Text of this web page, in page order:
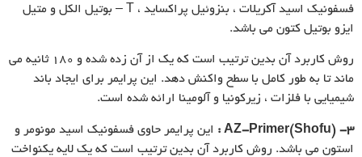
فسفونیک اسید آکریلات ، بنزوئیل پراکساید ، T – بوتیل الکل و متیل
ایزو بوتیل کتون می باشد.
روش کاربرد آن بدین ترتیب است که یک از آن زده شده و ۱۸۰ ثانیه می
ماند تا به طور کامل با سطح واکنش دهد. این پرایمر برای ایجاد باند
شیمیایی با فلزات ، زیرکونیا و آلومینا ارائه شده است.
۳- AZ-Primer(Shofu)
: این پرایمر حاوی فسفونیک اسید مونومر و
استون می باشد. روش کاربرد آن بدین ترتیب است که یک لایه یکنواخت